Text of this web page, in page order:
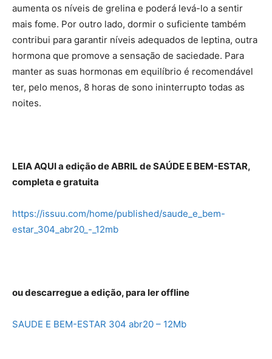
aumenta os níveis de grelina e poderá levá-lo a sentir
mais fome. Por outro lado, dormir o suficiente também
contribui para garantir níveis adequados de leptina, outra
hormona que promove a sensação de saciedade. Para
manter as suas hormonas em equilíbrio é recomendável
ter, pelo menos, 8 horas de sono ininterrupto todas as
noites.
LEIA AQUI a edição de ABRIL de SAÚDE E BEM-ESTAR,
completa e gratuita
https://issuu.com/home/published/saude_e_bem-
estar_304_abr20_-_12mb
ou descarregue a edição, para ler offline
SAUDE E BEM-ESTAR 304 abr20 – 12Mb